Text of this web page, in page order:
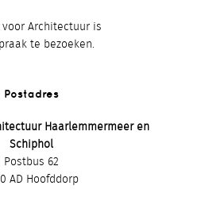
voor Architectuur is
te bezoeken.
Postadres
Haarlemmermeer en
Schiphol
Postbus 62
AD Hoofddorp